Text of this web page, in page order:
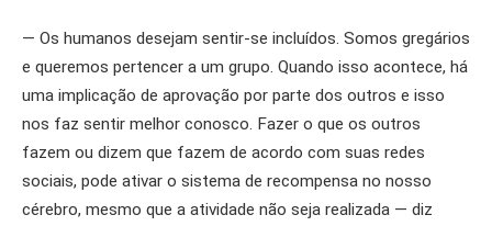
— Os humanos desejam sentir-se incluídos. Somos gregários
e queremos pertencer a um grupo. Quando isso acontece, há
uma implicação de aprovação por parte dos outros e isso
nos faz sentir melhor conosco. Fazer o que os outros
fazem ou dizem que fazem de acordo com suas redes
sociais, pode ativar o sistema de recompensa no nosso
cérebro, mesmo que a atividade não seja realizada — diz